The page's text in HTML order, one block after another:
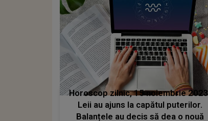
Horoscop zilnic, 15 noiembrie
Leii au ajuns la capătul puterilor.
Balanțele au decis să dea o nouă